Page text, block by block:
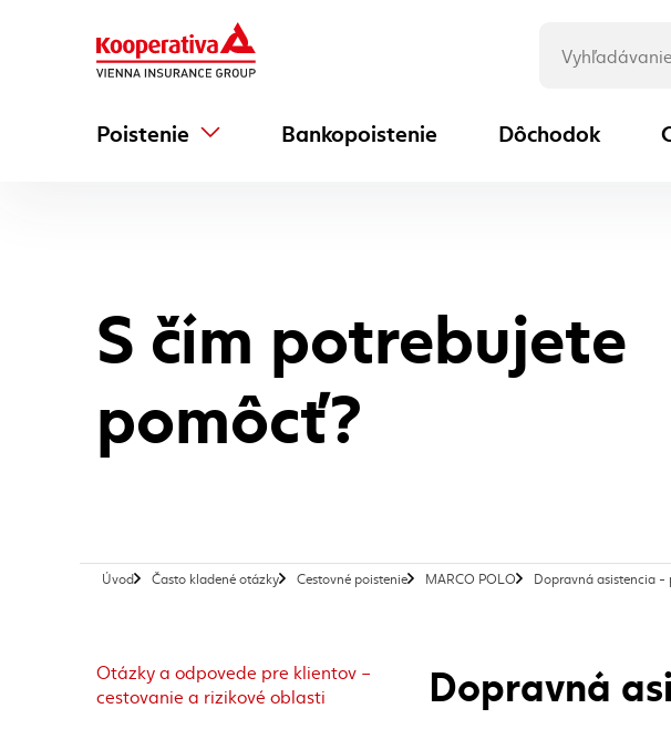
Poistenie Bankopoistenie Dôchodok
(externý odkaz)
S čím potrebujete
pomôcť?
Úvod Často kladené otázky Cestovné poistenie MARCO POLO Dopravná asistencia -
Otázky a odpovede pre klientov –
cestovanie a rizikové oblasti
Dopravná